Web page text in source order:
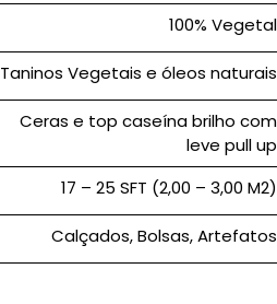
100% Vegetal
Taninos Vegetais e óleos naturais
Ceras e top caseína brilho com
leve pull up
17 – 25 SFT (2,00 – 3,00 M2)
Calçados, Bolsas, Artefatos